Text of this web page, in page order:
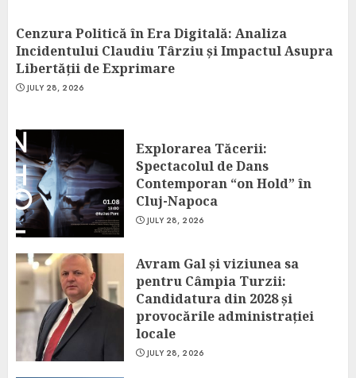
Cenzura Politică în Era Digitală: Analiza
Incidentului Claudiu Târziu și Impactul Asupra
Libertății de Exprimare
JULY 28, 2026
Explorarea Tăcerii:
Spectacolul de Dans
Contemporan “on Hold” în
Cluj-Napoca
JULY 28, 2026
Avram Gal și viziunea sa
pentru Câmpia Turzii:
Candidatura din 2028 și
provocările administrației
locale
JULY 28, 2026